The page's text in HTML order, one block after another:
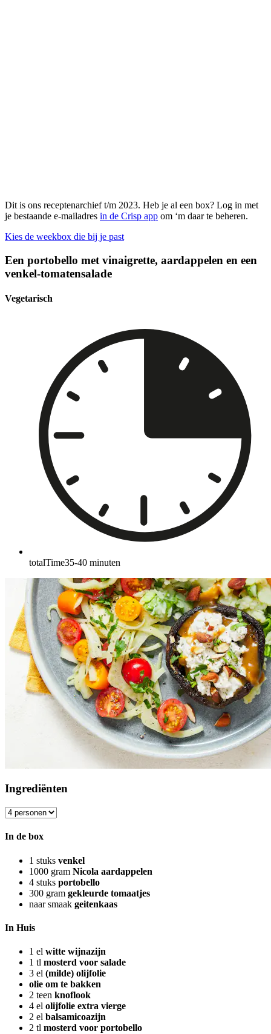
Dit is ons receptenarchief t/m 2023. Heb je al een box? Log in met
je bestaande e-mailadres in de Crisp app om ‘m daar te beheren.
Kies de weekbox die bij je past
Een portobello met vinaigrette, aardappelen en een
venkel-tomatensalade
Vegetarisch
totalTime35-40 minuten
Ingrediënten
In de box
1 stuks venkel
1000 gram Nicola aardappelen
4 stuks portobello
300 gram gekleurde tomaatjes
naar smaak geitenkaas
In Huis
1 el witte wijnazijn
1 tl mosterd voor salade
3 el (milde) olijfolie
olie om te bakken
2 teen knoflook
4 el olijfolie extra vierge
2 el balsamicoazijn
2 tl mosterd voor portobello